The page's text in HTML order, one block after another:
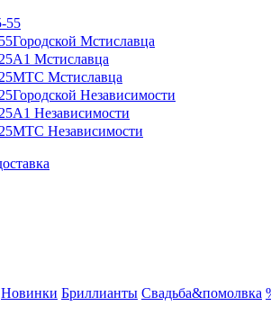
55
Городской Мстиславца
A1 Мстиславца
МТС Мстиславца
Городской Независимости
A1 Независимости
МТС Независимости
Новинки Бриллианты Свадьба&помолвка